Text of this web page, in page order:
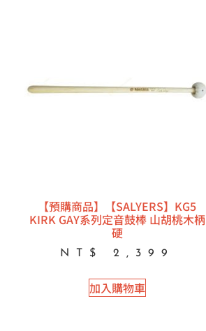
【預購商品】【SALYERS】KG5
KIRK GAY系列定音鼓棒 山胡桃木柄
硬
NT$ 2,399
加入購物車